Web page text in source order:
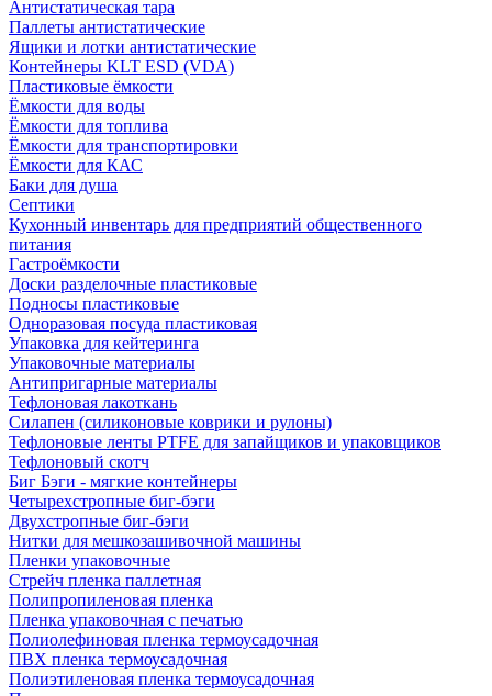
Антистатическая тара
Паллеты антистатические
Ящики и лотки антистатические
Контейнеры KLT ESD (VDA)
Пластиковые ёмкости
Ёмкости для воды
Ёмкости для топлива
Ёмкости для транспортировки
Ёмкости для КАС
Баки для душа
Септики
Кухонный инвентарь для предприятий общественного
питания
Гастроёмкости
Доски разделочные пластиковые
Подносы пластиковые
Одноразовая посуда пластиковая
Упаковка для кейтеринга
Упаковочные материалы
Антипригарные материалы
Тефлоновая лакоткань
Силапен (силиконовые коврики и рулоны)
Тефлоновые ленты PTFE для запайщиков и упаковщиков
Тефлоновый скотч
Биг Бэги - мягкие контейнеры
Четырехстропные биг-бэги
Двухстропные биг-бэги
Нитки для мешкозашивочной машины
Пленки упаковочные
Стрейч пленка паллетная
Полипропиленовая пленка
Пленка упаковочная с печатью
Полиолефиновая пленка термоусадочная
ПВХ пленка термоусадочная
Полиэтиленовая пленка термоусадочная